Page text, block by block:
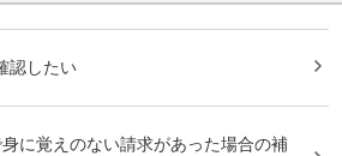
認したい
身に覚えのない請求があった場合の補